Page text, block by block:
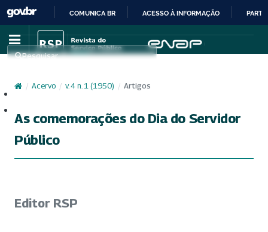
IR
PARA
CONTEÚDO
COMUNICA BR ACESSO À INFORMAÇÃO
Pesquisar
/ Acervo / v. 4 n. 1 (1950) / Artigos
As comemorações do Dia do Servidor
Público
Editor RSP